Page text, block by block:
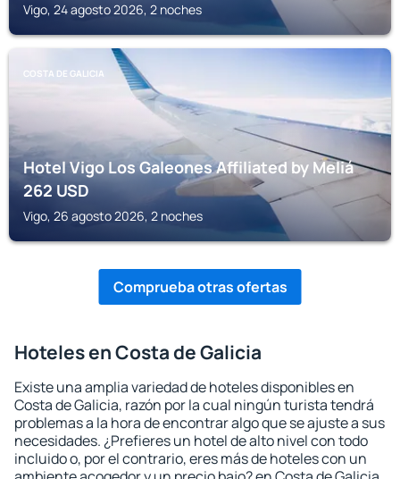
Vigo, 24 agosto 2026, 2 noches
COSTA DE GALICIA
Hotel Vigo Los Galeones Affiliated by Meliá
262USD
Vigo, 26 agosto 2026, 2 noches
Comprueba otras ofertas
Hoteles en Costa de Galicia
Existe una amplia variedad de hoteles disponibles en
Costa de Galicia, razón por la cual ningún turista tendrá
problemas a la hora de encontrar algo que se ajuste a sus
necesidades. ¿Prefieres un hotel de alto nivel con todo
incluido o, por el contrario, eres más de hoteles con un